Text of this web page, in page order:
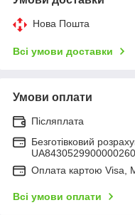
Нова Пошта
Всі умови доставки
Умови оплати
Післяплата
Безготівковий
Оплата картою Visa,
Всі умови оплати